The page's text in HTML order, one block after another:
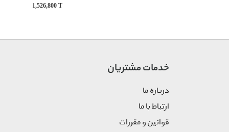
1,526,800 T
خدمات مشتریان
درباره ما
ارتباط با ما
قوانین و مقررات